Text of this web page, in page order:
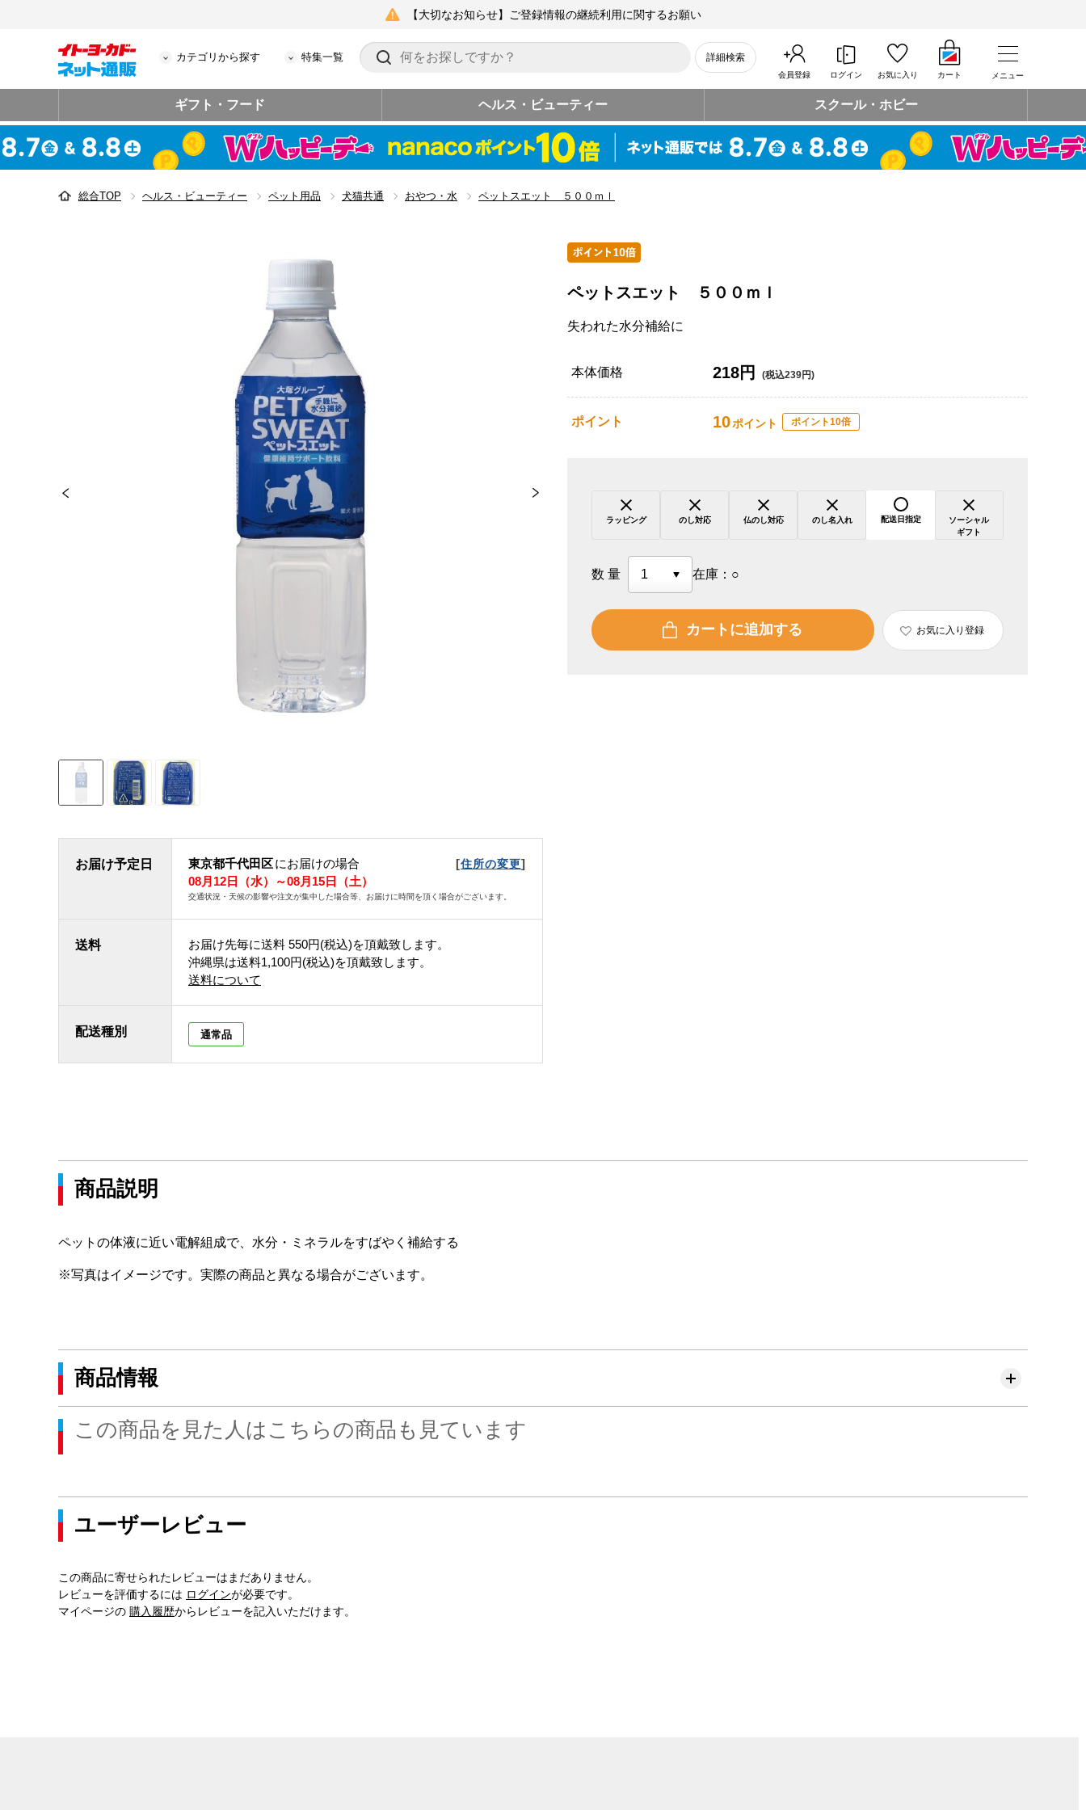
【大切なお知らせ】ご登録情報の継続利用に関するお願い
カテゴリから探す 特集一覧 詳細検索
会員登録 ログイン お気に入り カート メニュー
ギフト・フード ヘルス・ビューティー スクール・ホビー
総合TOP ヘルス・ビューティー ペット用品 犬猫共通 おやつ・水 ペットスエット ５００ｍｌ
お届け予定日 東京都千代田区にお届けの場合 [住所の変更]
08月12日（水）～08月15日（土）
交通状況・天候の影響や注文が集中した場合等、お届けに時間を頂く場合がございます。
送料 お届け先毎に送料 550円(税込)を頂戴致します。
沖縄県は送料1,100円(税込)を頂戴致します。
送料について
配送種別 通常品
ペットスエット ５００ｍｌ
失われた水分補給に
本体価格 218円 (税込239円)
ポイント 10ポイント ポイント10倍
ラッピング のし対応 仏のし対応 のし名入れ 配送日指定
ソーシャル
ギフト
数量 在庫： ○
カートに追加する お気に入り登録
商品説明
ペットの体液に近い電解組成で、水分・ミネラルをすばやく補給する
※写真はイメージです。実際の商品と異なる場合がございます。
商品情報
この商品を見た人はこちらの商品も見ています
ユーザーレビュー
この商品に寄せられたレビューはまだありません。
レビューを評価するには ログインが必要です。
マイページの 購入履歴からレビューを記入いただけます。